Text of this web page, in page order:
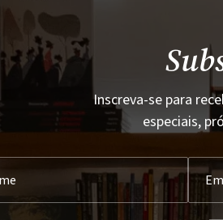
Inscreva-se para
especiais,